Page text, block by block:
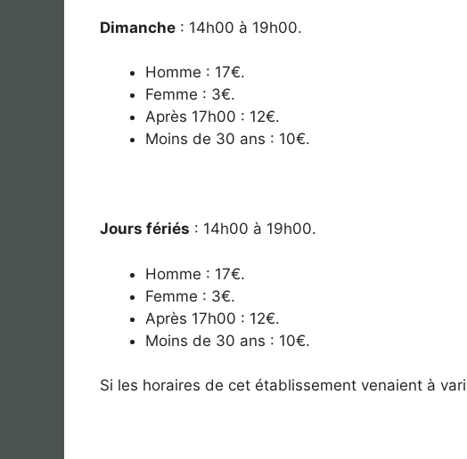
Dimanche : 14h00 à 19h00.
Homme : 17€.
Femme : 3€.
Après 17h00 : 12€.
Moins de 30 ans : 10€.
Jours fériés : 14h00 à 19h00.
Homme : 17€.
Femme : 3€.
Après 17h00 : 12€.
Moins de 30 ans : 10€.
Si les horaires de cet établissement venaient à